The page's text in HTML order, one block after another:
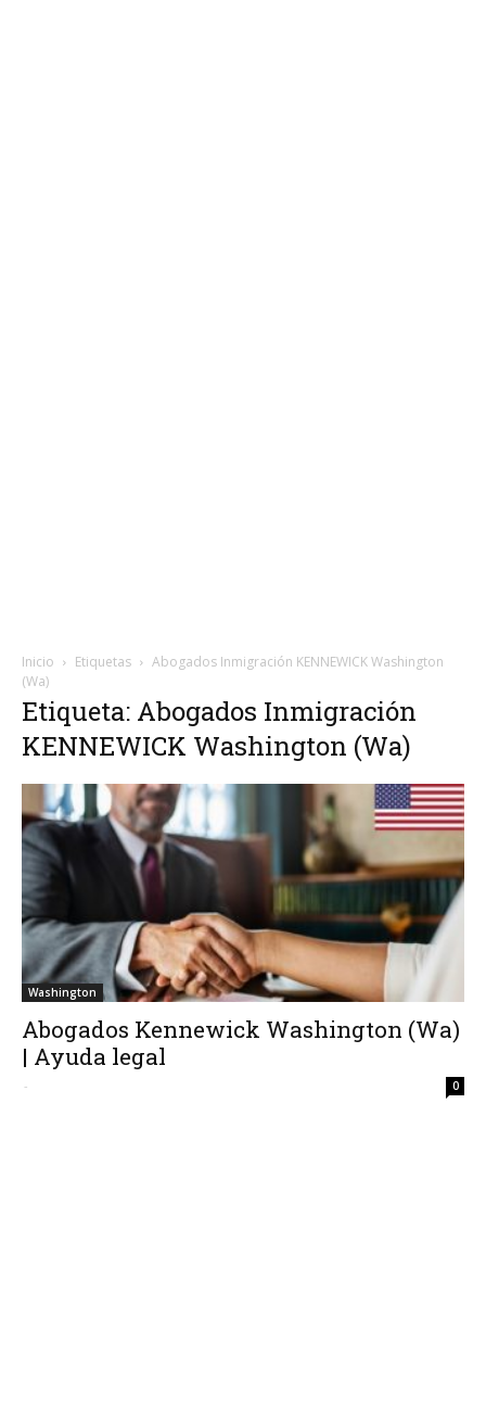
Inicio Etiquetas
Abogados Inmigración KENNEWICK Washington
(Wa)
Etiqueta: Abogados Inmigración
KENNEWICK Washington (Wa)
Washington
Abogados Kennewick Washington (Wa)
| Ayuda legal
- 0